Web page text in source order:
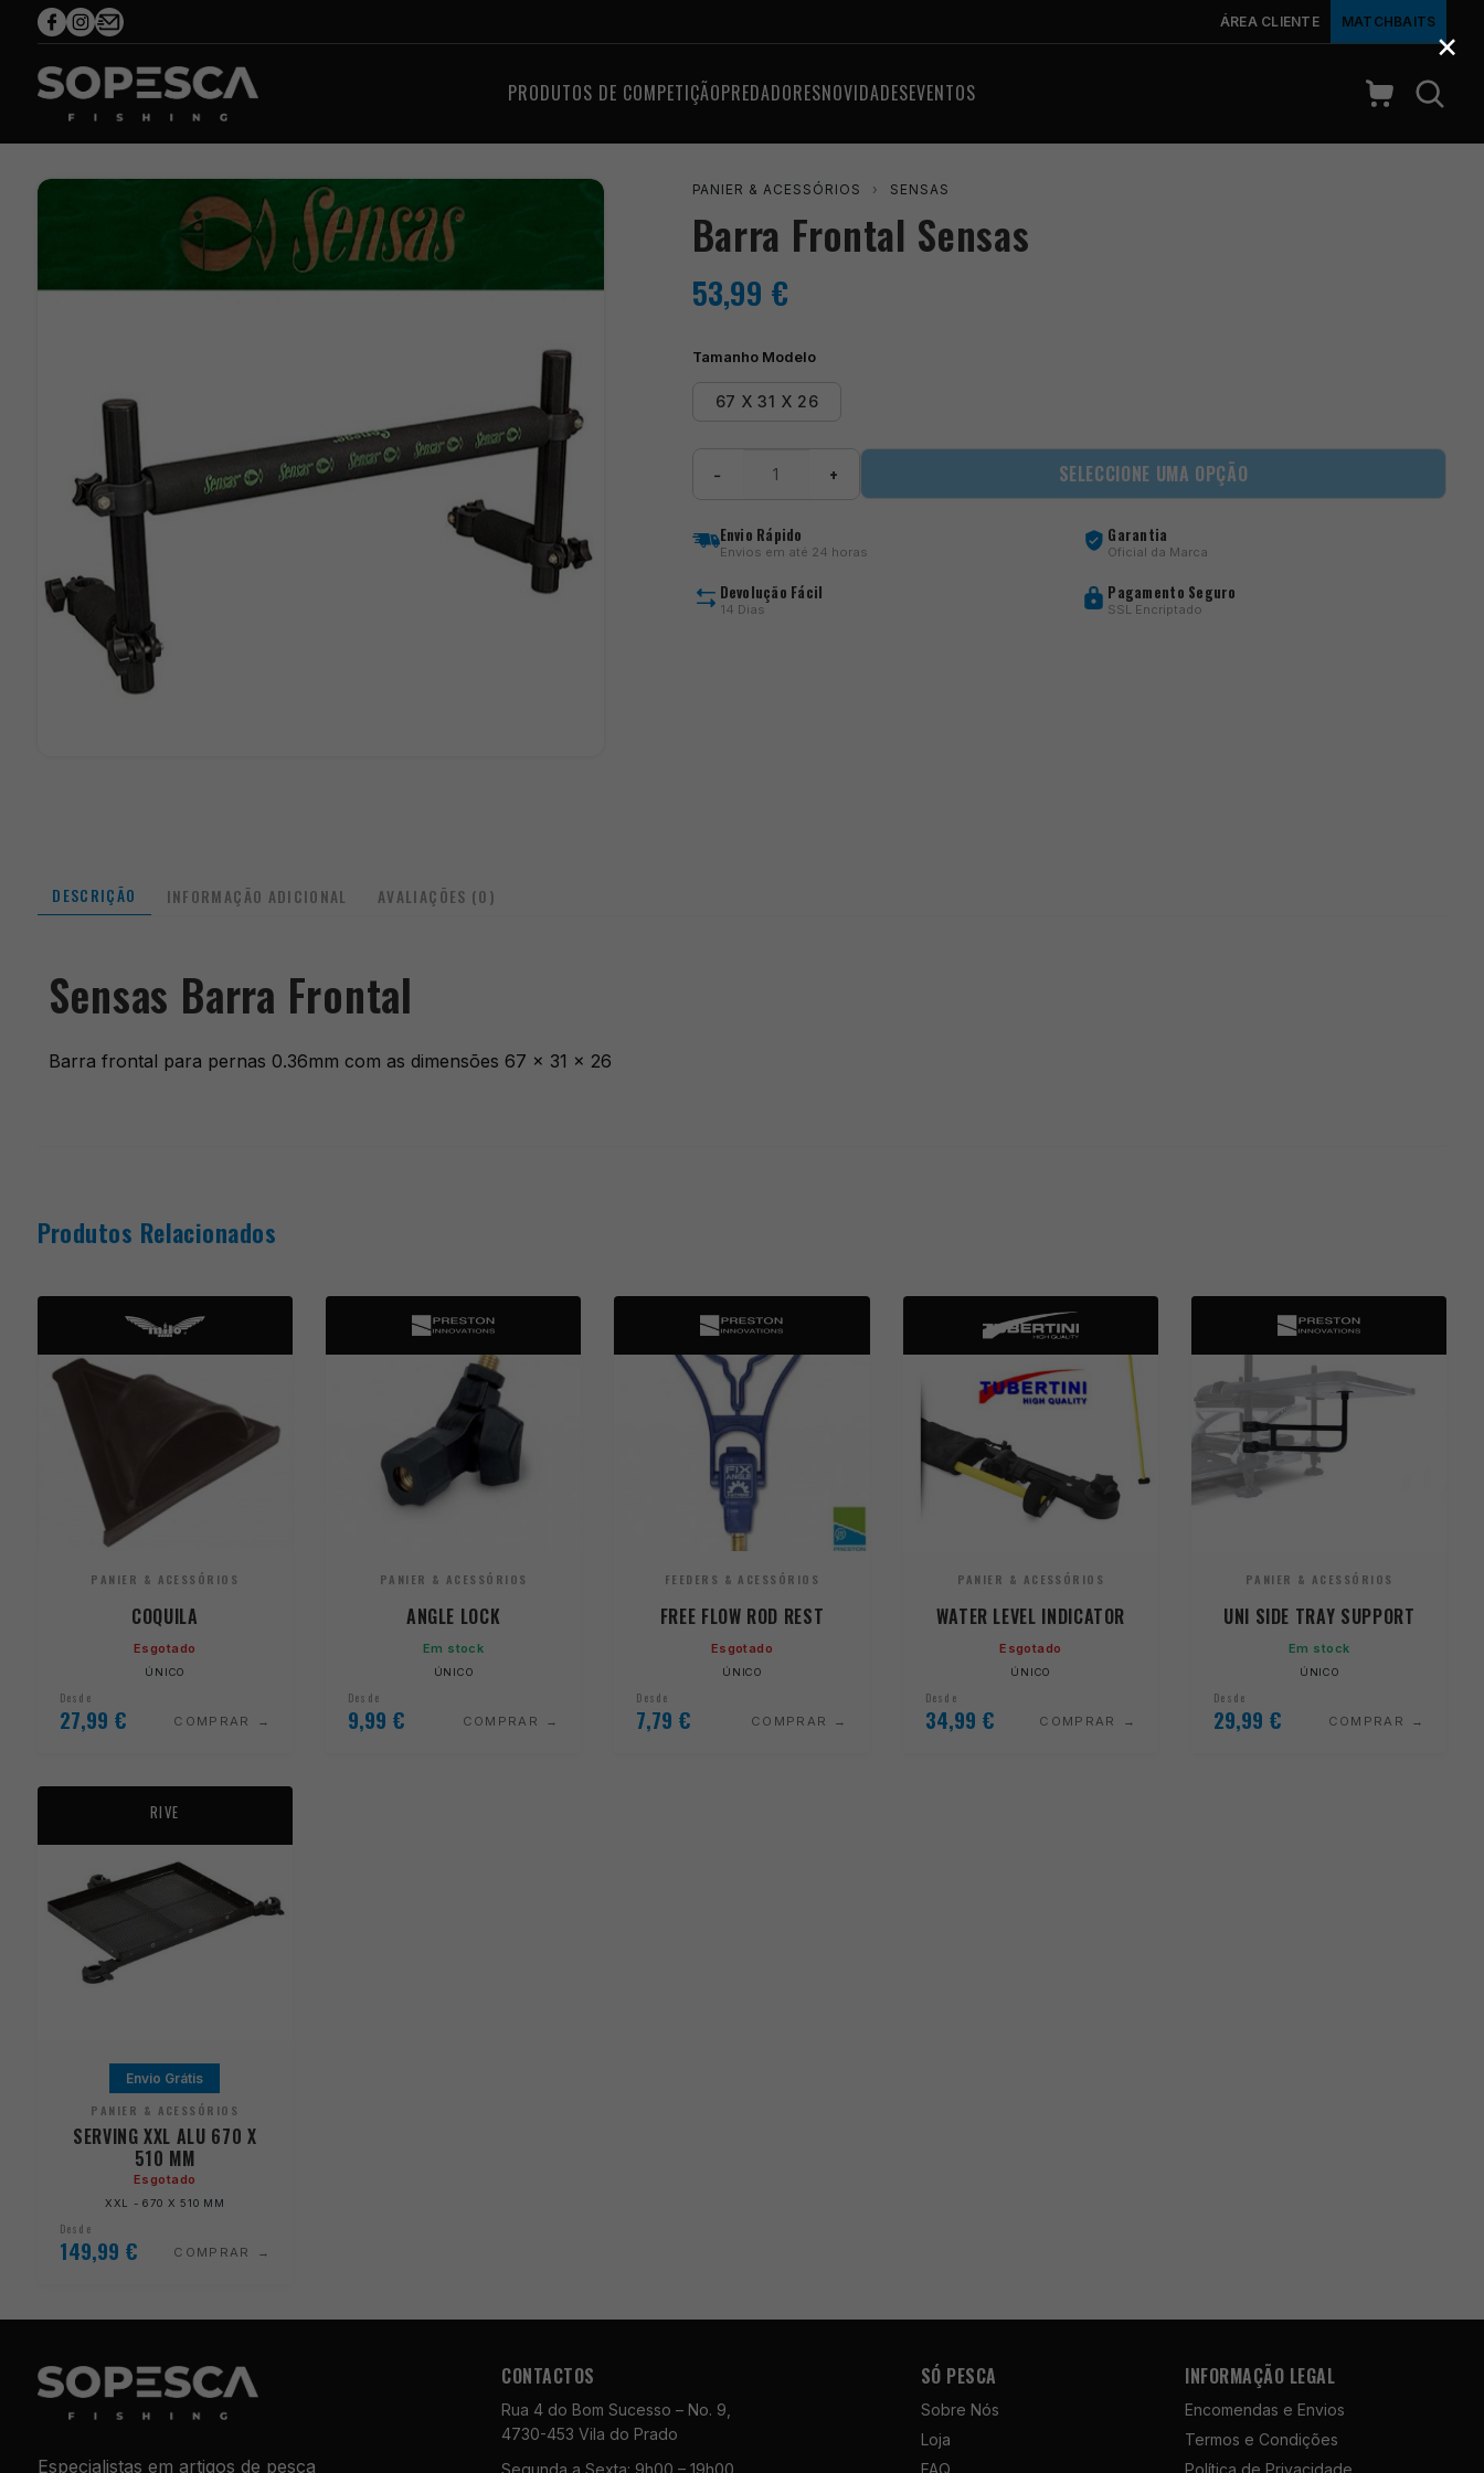
ÁREA CLIENTE MATCHBAITS
PRODUTOS DE COMPETIÇÃOPREDADORESNOVIDADESEVENTOS
PANIER & ACESSÓRIOS › SENSAS
Barra Frontal Sensas
53,99 €
Tamanho Modelo
67 X 31 X 26
Sensas
− + SELECCIONE UMA OPÇÃO
Envio Rápido
Envios em até 24 horas
Garantia
Oficial da Marca
Devolução Fácil
14 Dias
Pagamento Seguro
SSL Encriptado
DESCRIÇÃO INFORMAÇÃO ADICIONAL AVALIAÇÕES (0)
Sensas Barra Frontal
Barra frontal para pernas 0.36mm com as dimensões 67 x 31 x 26
Produtos Relacionados
PANIER & ACESSÓRIOS
COQUILA
Esgotado
ÚNICO
Desde
27,99 € COMPRAR
PANIER & ACESSÓRIOS
ANGLE LOCK
Em stock
ÚNICO
Desde
9,99 € COMPRAR
FEEDERS & ACESSÓRIOS
FREE FLOW ROD REST
Esgotado
ÚNICO
Desde
7,79 € COMPRAR
PANIER & ACESSÓRIOS
WATER LEVEL INDICATOR
Esgotado
ÚNICO
Desde
34,99 € COMPRAR
PANIER & ACESSÓRIOS
UNI SIDE TRAY SUPPORT
Em stock
ÚNICO
Desde
29,99 € COMPRAR
RIVE
Envio Grátis
PANIER & ACESSÓRIOS
SERVING XXL ALU 670 X
510 MM
Esgotado
XXL - 670 X 510 MM
Desde
149,99 € COMPRAR
Especialistas em artigos de pesca
CONTACTOS
Rua 4 do Bom Sucesso – No. 9,
4730-453 Vila do Prado
Segunda a Sexta: 9h00 – 19h00
SÓ PESCA
Sobre Nós
Loja
FAQ
INFORMAÇÃO LEGAL
Encomendas e Envios
Termos e Condições
Política de Privacidade
×